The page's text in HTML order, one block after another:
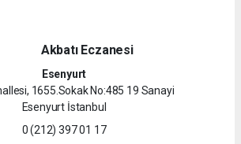
Akbatı Eczanesi
Esenyurt
1655.Sokak No:485 19 Sanayi
Esenyurt İstanbul
0 (212) 397 01 17